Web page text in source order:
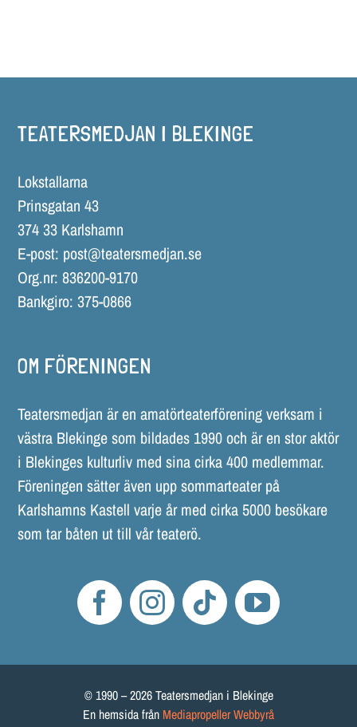
TEATERSMEDJAN I BLEKINGE
Lokstallarna
Prinsgatan 43
374 33 Karlshamn
E-post: post@teatersmedjan.se
Org.nr: 836200-9170
Bankgiro: 375-0866
OM FÖRENINGEN
Teatersmedjan är en amatörteaterförening verksam i
västra Blekinge som bildades 1990 och är en stor aktör
i Blekinges kulturliv med sina cirka 400 medlemmar.
Föreningen sätter även upp sommarteater på
Karlshamns Kastell varje år med cirka 5000 besökare
som tar båten ut till vår teaterö.
© 1990 – 2026 Teatersmedjan i Blekinge
En hemsida från Mediapropeller Webbyrå